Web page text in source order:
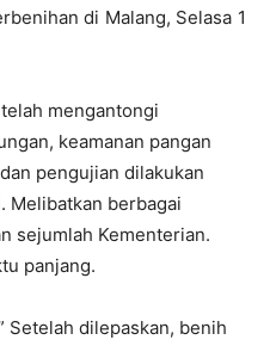
di Malang, Selasa 1
mengantongi
keamanan pangan
pengujian dilakukan
Melibatkan berbagai
sejumlah Kementerian.
panjang.
Setelah dilepaskan, benih